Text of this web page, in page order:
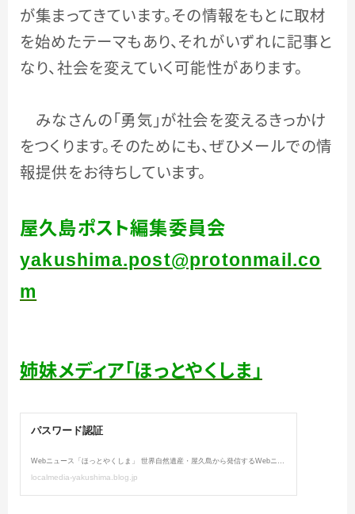
が集まってきています。その情報をもとに取材
を始めたテーマもあり、それがいずれに記事と
なり、社会を変えていく可能性があります。
みなさんの「勇気」が社会を変えるきっかけ
をつくります。そのためにも、ぜひメールでの情
報提供をお待ちしています。
屋久島ポスト編集委員会
yakushima.post@protonmail.co
m
姉妹メディア「ほっとやくしま」